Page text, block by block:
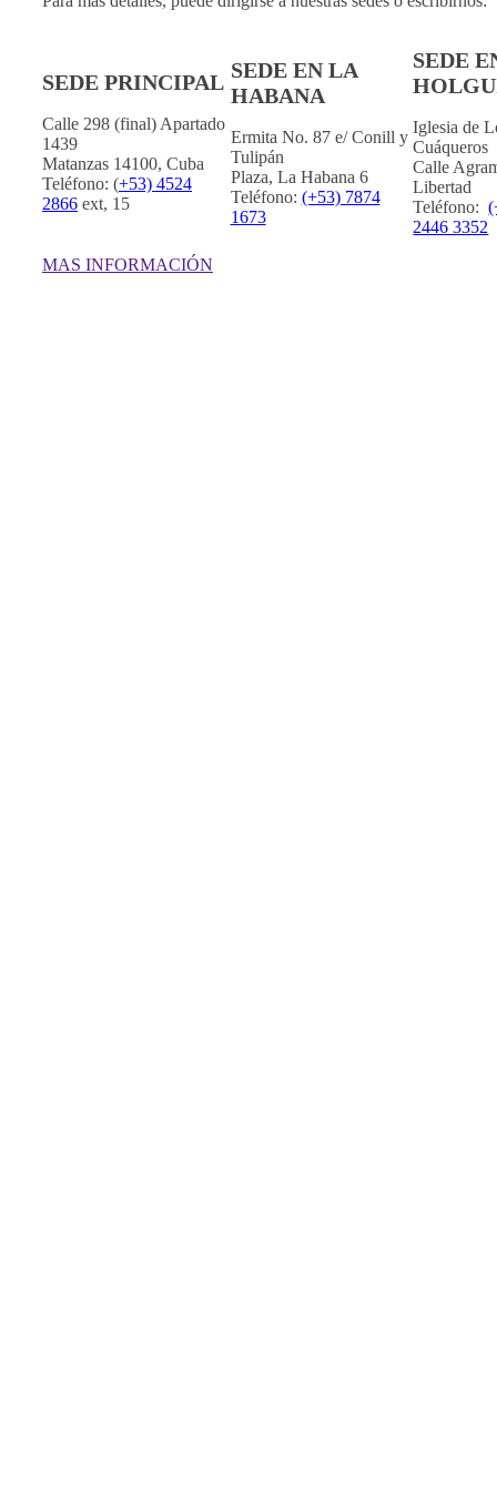
SEDE PRINCIPAL
Calle 298 (final) Apartado
1439
Matanzas 14100, Cuba
Teléfono: (+53) 4524
2866 ext, 15
SEDE EN LA
HABANA
Ermita No. 87 e/ Conill y
Tulipán
Plaza, La Habana 6
Teléfono: (+53) 7874
1673
SEDE
Iglesia de
Cuáqueros
Calle
Libertad
Teléfono:
2446 3352
MAS INFORMACIÓN